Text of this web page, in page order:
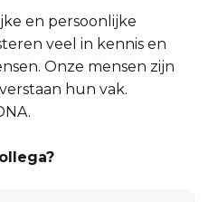
en persoonlijke
veel in kennis en
Onze mensen zijn
hun vak.